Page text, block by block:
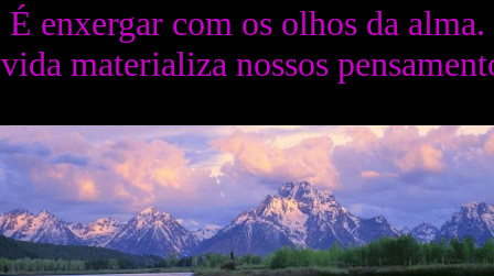
É enxergar com os olhos da alma.
materializa nossos